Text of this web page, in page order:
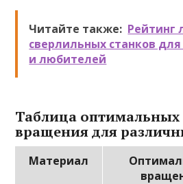
Читайте также: Рейтинг
сверлильных станков
и любителей
Таблица оптимальных
вращения для
Материал